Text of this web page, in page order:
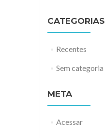
CATEGORIAS
Recentes
Sem categoria
META
Acessar